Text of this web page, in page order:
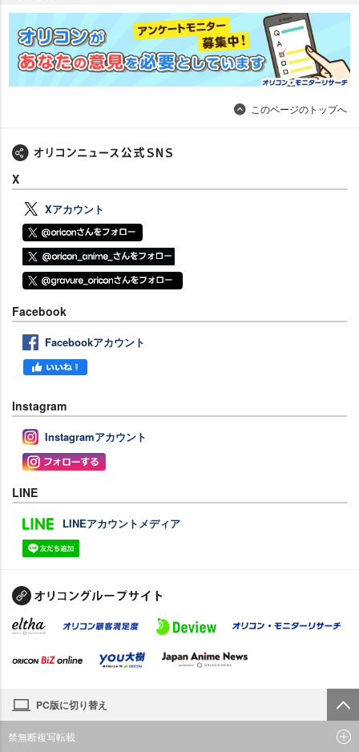
このページのトップへ
X
Xアカウント
Facebook
Facebookアカウント
Instagram
Instagramアカウント
LINE
LINEアカウントメディア
PC版に切り替え
禁無断複写転載